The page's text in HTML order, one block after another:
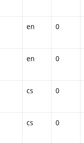
en 0
en 0
cs 0
cs 0